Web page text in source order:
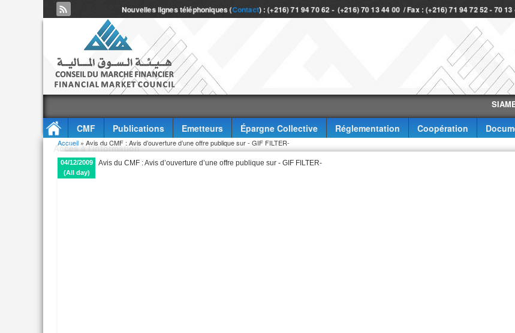
Nouvelles lignes téléphoniques (Contact) : (+216) 71 94 70 62 - (+216) 70 13 44 00 / Fax : (+216) 71 94 72 52 - 70 13
SIAME-2
CMF Publications Emetteurs Épargne Collective Réglementation Coopération
Accès à l'information
Vous êtes ici
Accueil » Avis du CMF : Avis d’ouverture d’une offre publique sur - GIF FILTER-
04/12/2009
(All day)
Avis du CMF : Avis d’ouverture d’une offre publique sur - GIF FILTER-